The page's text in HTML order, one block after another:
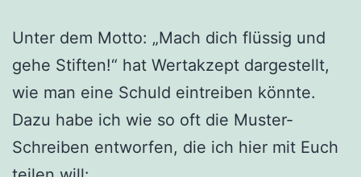
Unter dem Motto: „Mach dich flüssig und
gehe Stiften!“ hat Wertakzept dargestellt,
wie man eine Schuld eintreiben könnte.
Dazu habe ich wie so oft die Muster-
Schreiben entworfen, die ich hier mit Euch